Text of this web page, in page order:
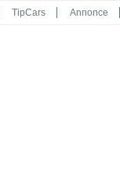
TipCars Annonce